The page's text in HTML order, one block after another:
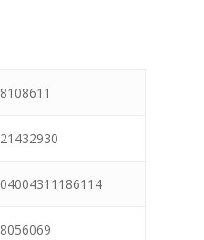
8108611
21432930
04004311186114
8056069